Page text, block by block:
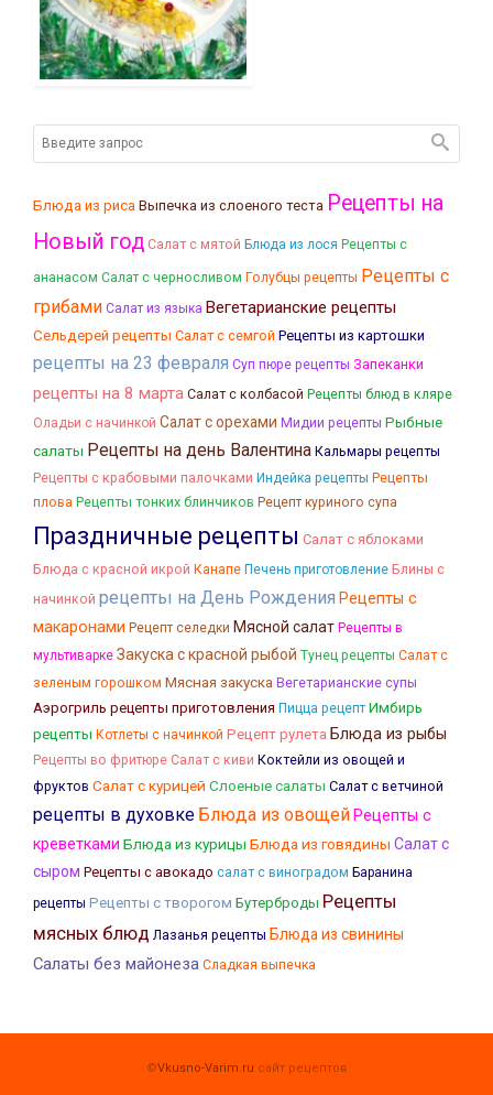
Блюда из риса Выпечка из слоеного теста Рецепты на
Новый год Салат с мятой Блюда из лося Рецепты с
ананасом Салат с черносливом Голубцы рецепты Рецепты с
грибами Салат из языка Вегетарианские рецепты
Сельдерей рецепты Салат с семгой Рецепты из картошки
рецепты на 23 февраля Суп пюре рецепты Запеканки
рецепты на 8 марта Салат с колбасой Рецепты блюд в кляре
Оладьи с начинкой Салат с орехами Мидии рецепты Рыбные
салаты Рецепты на день Валентина Кальмары рецепты
Рецепты с крабовыми палочками Индейка рецепты Рецепты
плова Рецепты тонких блинчиков Рецепт куриного супа
Праздничные рецепты Салат с яблоками
Блюда с красной икрой Канапе Печень приготовление Блины с
начинкой рецепты на День Рождения Рецепты с
макаронами Рецепт селедки Мясной салат Рецепты в
мультиварке Закуска с красной рыбой Тунец рецепты Салат с
зеленым горошком Мясная закуска Вегетарианские супы
Аэрогриль рецепты приготовления Пицца рецепт Имбирь
рецепты Котлеты с начинкой Рецепт рулета Блюда из рыбы
Рецепты во фритюре Салат с киви Коктейли из овощей и
фруктов Салат с курицей Слоеные салаты Салат с ветчиной
рецепты в духовке Блюда из овощейРецепты с
креветками Блюда из курицы Блюда из говядины Салат с
сыром Рецепты с авокадо салат с виноградом Баранина
рецепты Рецепты с творогом Бутерброды Рецепты
мясных блюд Лазанья рецепты Блюда из свинины
Салаты без майонеза Сладкая выпечка
©Vkusno-Varim.ru сайт рецептов